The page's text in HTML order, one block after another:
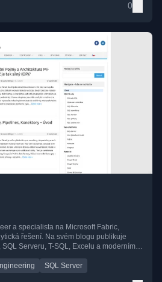
0
a specialista na Microsoft Fabric,
řešení. Na svém blogu publikuje
Serveru, T-SQL, Excelu a moderním
SQL Server